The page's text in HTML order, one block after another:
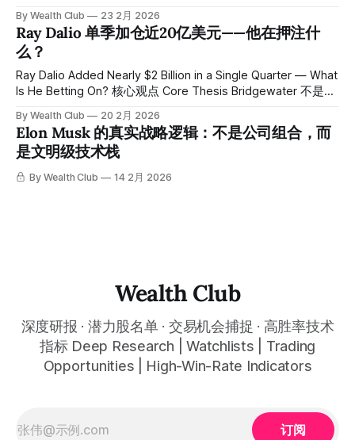
400%升幅，说实话，这不是靠预测宏观，也不是靠神级选
股。大部分来自两个因素：选对赛道，顺着资金流动走，再加
上一点运气。今年真正赚钱的逻辑只有一个框架：哪里是 AI
扩张的物理瓶颈，钱就往哪里堆。 A cumulative return of
approximately 400% since public sharing — frankly, this did
By Wealth Club 23 2月 2026
Ray Dalio 单季加仓近20亿美元——他在押注什
么？
Ray Dalio Added Nearly $2 Billion in a Single Quarter — What
Is He Betting On? 核心观点 Core Thesis Bridgewater 不是追
美元，背后往往是宏观与结构的判断，而不是短期波动。本季
度新增重点包括约6.95亿美元 $NVDA、约4.87亿美元
$GOOGL、约3.95亿美元 $MSFT、约3.88亿美元 $AMZN。这
四个名字有一个明显共性——全部站在 AI 基础设施与应用分
发的核心位置。 Bridgewater is not an institution that chases
By Wealth Club 20 2月 2026
Elon Musk 的真实战略逻辑：不是公司组合，而
是文明级技术栈
By Wealth Club 14 2月 2026
Wealth Club
深度研报 · 潜力股名单 · 交易机会捕捉 · 高胜率技术
指标 Deep Research | Watchlists | Trading
Opportunities | High-Win-Rate Indicators
订阅